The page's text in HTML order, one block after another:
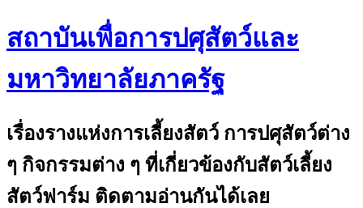
สถาบันเพื่อการปศุสัตว์และ
มหาวิทยาลัยภาครัฐ
เรื่องรางแห่งการเลี้ยงสัตว์ การปศุสัตว์ต่าง
ๆ กิจกรรมต่าง ๆ ที่เกี่ยวข้องกับสัตว์เลี้ยง
สัตว์ฟาร์ม ติดตามอ่านกันได้เลย